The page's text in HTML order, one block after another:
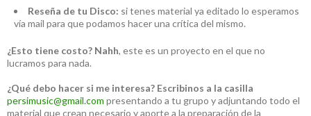
Reseña de tu Disco: si tenes material ya editado lo esperamos
vía mail para que podamos hacer una crítica del mismo.
¿Esto tiene costo? Nahh, este es un proyecto en el que no
lucramos para nada.
¿Qué debo hacer si me interesa? Escribinos a la casilla
persimusic@gmail.com presentando a tu grupo y adjuntando todo el
material que crean necesario y aporte a la preparación de la